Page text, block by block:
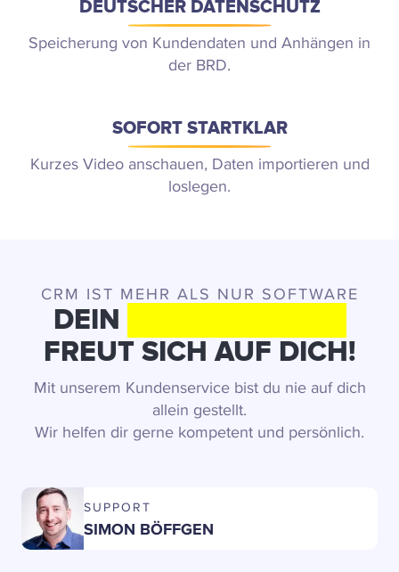
DEUTSCHER DATENSCHUTZ
Speicherung von Kundendaten und Anhängen in
der BRD.
SOFORT STARTKLAR
Kurzes Video anschauen, Daten importieren und
loslegen.
CRM IST MEHR ALS NUR SOFTWARE
DEIN
FREUT SICH AUF DICH!
Mit unserem Kundenservice bist du nie auf dich
allein gestellt.
Wir helfen dir gerne kompetent und persönlich.
SUPPORT
SIMON BÖFFGEN